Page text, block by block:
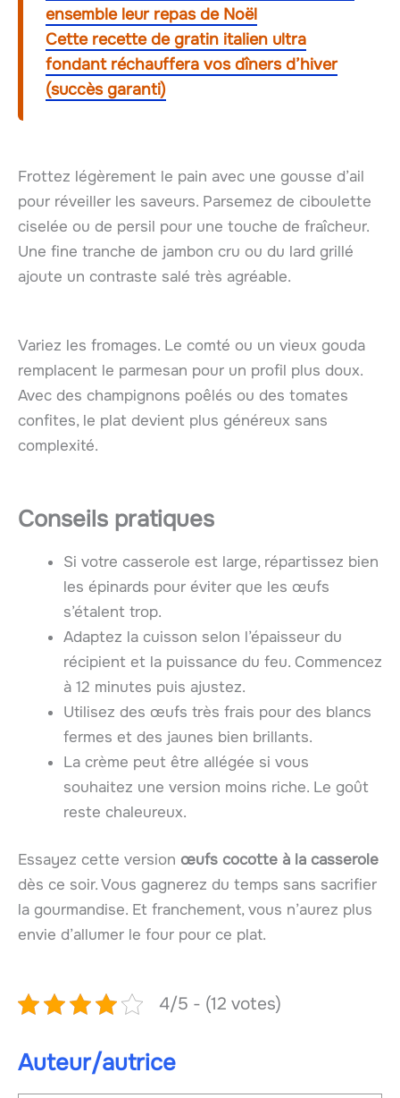
ensemble leur repas de Noël
Cette recette de gratin italien ultra
fondant réchauffera vos dîners d’hiver
(succès garanti)
Frottez légèrement le pain avec une gousse d’ail
pour réveiller les saveurs. Parsemez de ciboulette
ciselée ou de persil pour une touche de fraîcheur.
Une fine tranche de jambon cru ou du lard grillé
ajoute un contraste salé très agréable.
Variez les fromages. Le comté ou un vieux gouda
remplacent le parmesan pour un profil plus doux.
Avec des champignons poêlés ou des tomates
confites, le plat devient plus généreux sans
complexité.
Conseils pratiques
Si votre casserole est large, répartissez bien
les épinards pour éviter que les œufs
s’étalent trop.
Adaptez la cuisson selon l’épaisseur du
récipient et la puissance du feu. Commencez
à 12 minutes puis ajustez.
Utilisez des œufs très frais pour des blancs
fermes et des jaunes bien brillants.
La crème peut être allégée si vous
souhaitez une version moins riche. Le goût
reste chaleureux.
Essayez cette version œufs cocotte à la casserole
dès ce soir. Vous gagnerez du temps sans sacrifier
la gourmandise. Et franchement, vous n’aurez plus
envie d’allumer le four pour ce plat.
4/5 - (12 votes)
Auteur/autrice